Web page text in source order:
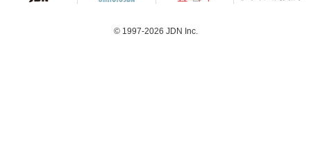
© 1997-2026 JDN Inc.